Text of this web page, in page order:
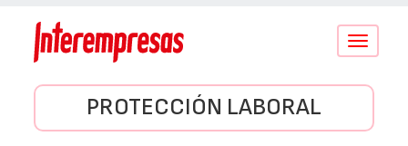
Conmutar
PROTECCIÓN LABORAL